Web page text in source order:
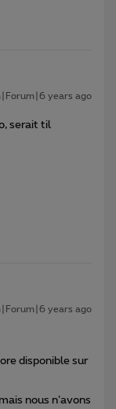
years ago
serait til
years ago
disponible sur
nous n’avons